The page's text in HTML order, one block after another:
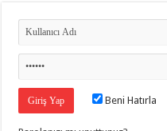
Beni Hatırla